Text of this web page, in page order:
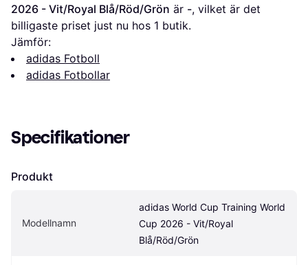
2026 - Vit/Royal Blå/Röd/Grön är -, vilket är det
billigaste priset just nu hos 1 butik.
Jämför:
adidas Fotboll
adidas Fotbollar
Specifikationer
Produkt
Modellnamn
adidas World Cup Training World
Cup 2026 - Vit/Royal
Blå/Röd/Grön